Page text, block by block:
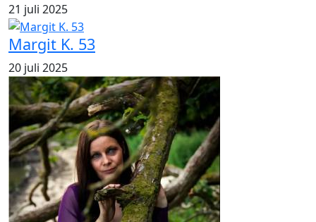
21 juli 2025
Margit K. 53
20 juli 2025